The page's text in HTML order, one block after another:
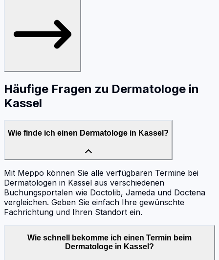
Häufige Fragen zu Dermatologe in
Kassel
Wie finde ich einen Dermatologe in Kassel?
Mit Meppo können Sie alle verfügbaren Termine bei
Dermatologen in Kassel aus verschiedenen
Buchungsportalen wie Doctolib, Jameda und Doctena
vergleichen. Geben Sie einfach Ihre gewünschte
Fachrichtung und Ihren Standort ein.
Wie schnell bekomme ich einen Termin beim
Dermatologe in Kassel?